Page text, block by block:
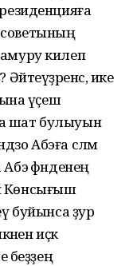
килеп
ике
үҫешә
шат булыуын
Абэға сәләм
әфәнденең
Көнсығыш
буйынса ҙур
иҫкә
беҙҙең